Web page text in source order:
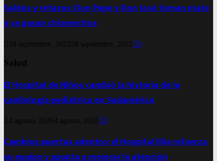
Saldos y retazos: Don Pepe y Don José toman mate
y se pasan chismecitos
28 septiembre, 2022 28 septiembre, 2022 0
Salud
El Hospital de Niños cambió la historia de la
cardiología pediátrica en Sudamérica
4 agosto, 20264 agosto, 2026 0
Cambios puertas adentro: el Hospital Illia refuerza
su equipo y apunta a mejorar la atención